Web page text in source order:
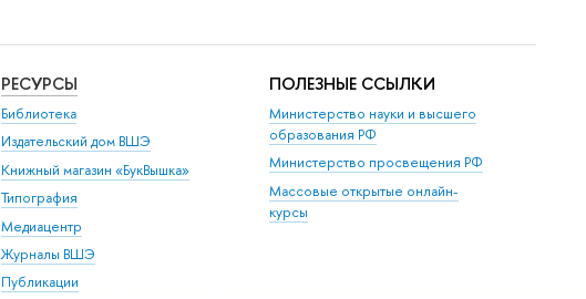
РЕСУРСЫ
Библиотека
Издательский дом ВШЭ
Книжный магазин «БукВышка»
Типография
Медиацентр
Журналы ВШЭ
Публикации
ПОЛЕЗНЫЕ ССЫЛКИ
Министерство науки и высшего
образования РФ
Министерство просвещения РФ
Массовые открытые онлайн-
курсы